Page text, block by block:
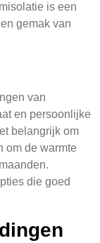
is een
gemak van
van
en persoonlijke
belangrijk om
om de warmte
die goed